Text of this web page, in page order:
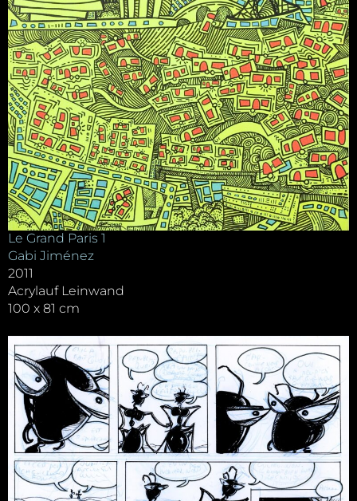
Le Grand Paris 1
Gabi Jiménez
2011
Acrylauf Leinwand
100 x 81 cm